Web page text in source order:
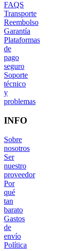
FAQS
Transporte
Reembolso
Garantía
Plataformas
de
pago
seguro
Soporte
técnico
y
problemas
INFO
Sobre
nosotros
Ser
nuestro
proveedor
Por
qué
tan
barato
Gastos
de
envío
Política